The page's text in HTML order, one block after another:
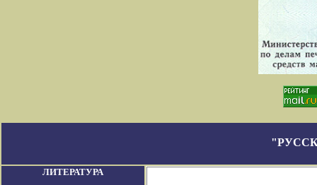
ЛИТЕРАТУРА